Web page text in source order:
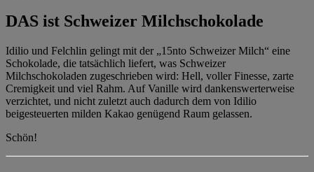
DAS ist Schweizer Milchschokolade
Idilio und Felchlin gelingt mit der „15nto Schweizer Milch“ eine
Schokolade, die tatsächlich liefert, was Schweizer
Milchschokoladen zugeschrieben wird: Hell, voller Finesse, zarte
Cremigkeit und viel Rahm. Auf Vanille wird dankenswerterweise
verzichtet, und nicht zuletzt auch dadurch dem von Idilio
beigesteuerten milden Kakao genügend Raum gelassen.
Schön!